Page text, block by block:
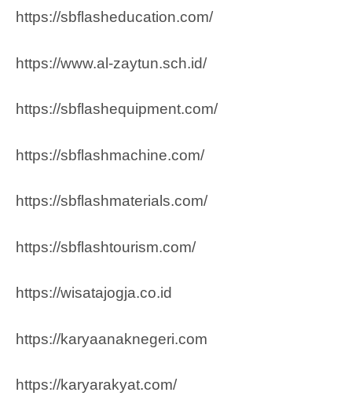
https://sbflasheducation.com/
https://www.al-zaytun.sch.id/
https://sbflashequipment.com/
https://sbflashmachine.com/
https://sbflashmaterials.com/
https://sbflashtourism.com/
https://wisatajogja.co.id
https://karyaanaknegeri.com
https://karyarakyat.com/